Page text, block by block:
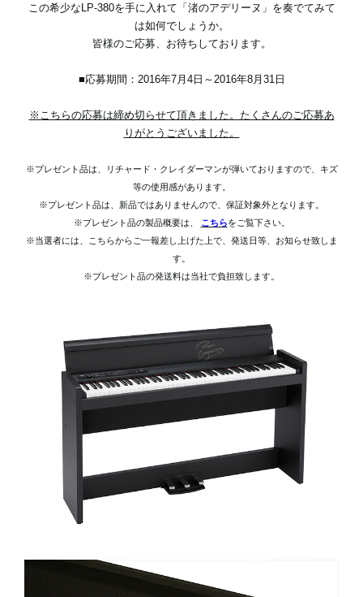
この希少なLP-380を手に入れて「渚のアデリーヌ」を奏でてみて
は如何でしょうか。
皆様のご応募、お待ちしております。
■応募期間：2016年7月4日～2016年8月31日
※こちらの応募は締め切らせて頂きました。たくさんのご応募あ
りがとうございました。
※プレゼント品は、リチャード・クレイダーマンが弾いておりますので、キズ
等の使用感があります。
※プレゼント品は、新品ではありませんので、保証対象外となります。
※プレゼント品の製品概要は、
こちらをご覧下さい。
※当選者には、こちらからご一報差し上げた上で、発送日等、お知らせ致しま
す。
※プレゼント品の発送料は当社で負担致します。